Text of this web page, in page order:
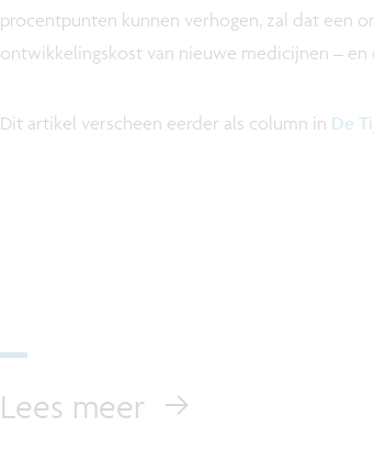
procentpunten kunnen verhogen, zal dat een
ontwikkelingskost van nieuwe medicijnen –
Dit artikel verscheen eerder als column in De
Lees meer